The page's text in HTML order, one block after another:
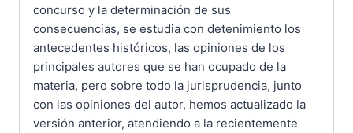
concurso y la determinación de sus
consecuencias, se estudia con detenimiento los
antecedentes históricos, las opiniones de los
principales autores que se han ocupado de la
materia, pero sobre todo la jurisprudencia, junto
con las opiniones del autor, hemos actualizado la
versión anterior, atendiendo a la recientemente